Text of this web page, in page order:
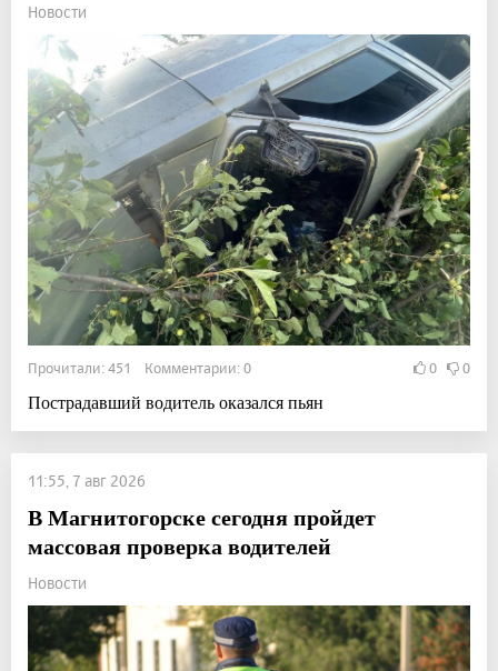
Новости
Прочитали: 451 Комментарии: 0 0 0
Пострадавший водитель оказался пьян
11:55, 7 авг 2026
В Магнитогорске сегодня пройдет
массовая проверка водителей
Новости